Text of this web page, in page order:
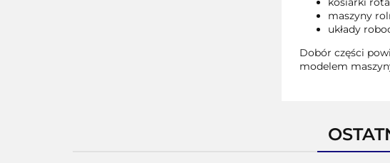
maszyny
układy
Dobór części
modelem